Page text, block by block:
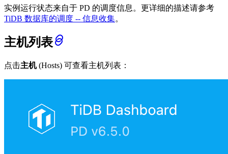
实例运行状态来自于 PD 的调度信息。更详细的描述请参考
TiDB 数据库的调度 -- 信息收集。
主机列表
点击主机(Hosts) 可查看主机列表：